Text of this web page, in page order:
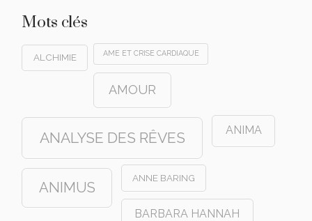
Mots clés
ALCHIMIE AME ET CRISE CARDIAQUE
AMOUR
ANALYSE DES RÊVES ANIMA
ANIMUS
ANNE BARING
BARBARA HANNAH